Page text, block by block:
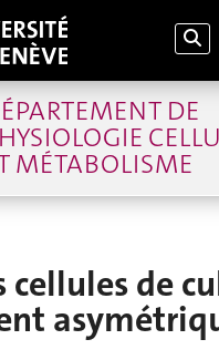
DE
MÉTABOLISME
cellules de